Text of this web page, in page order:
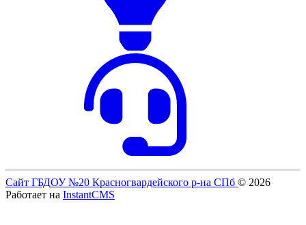
Сайт ГБДОУ №20 Красногвардейского р-на СПб © 2026
Работает на InstantCMS